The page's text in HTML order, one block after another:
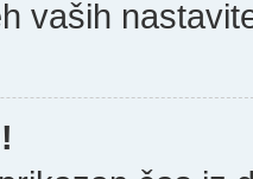
vaših